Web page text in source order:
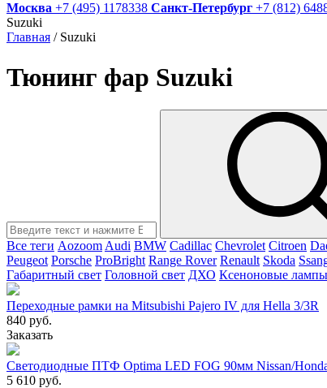
Москва +7 (495) 1178338 Санкт-Петербург +7 (812)
Suzuki
Главная / Suzuki
Тюнинг фар Suzuki
Все теги Aozoom Audi BMW Cadillac Chevrolet Citroen
Peugeot Porsche ProBright Range Rover Renault Skoda
Габаритный свет Головной свет ДХО Ксеноновые лампы
Переходные рамки на Mitsubishi Pajero IV для Hella 3/3R
840 руб.
Заказать
Светодиодные ПТФ Optima LED FOG 90мм Nissan/
5 610 руб.